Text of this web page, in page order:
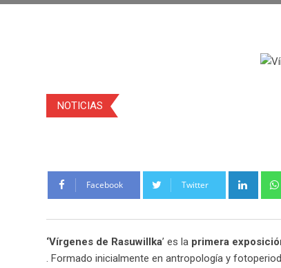
NOTICIAS
Facebook Twitter
‘Vírgenes de Rasuwillka’ es la primera
. Formado inicialmente en antropología y